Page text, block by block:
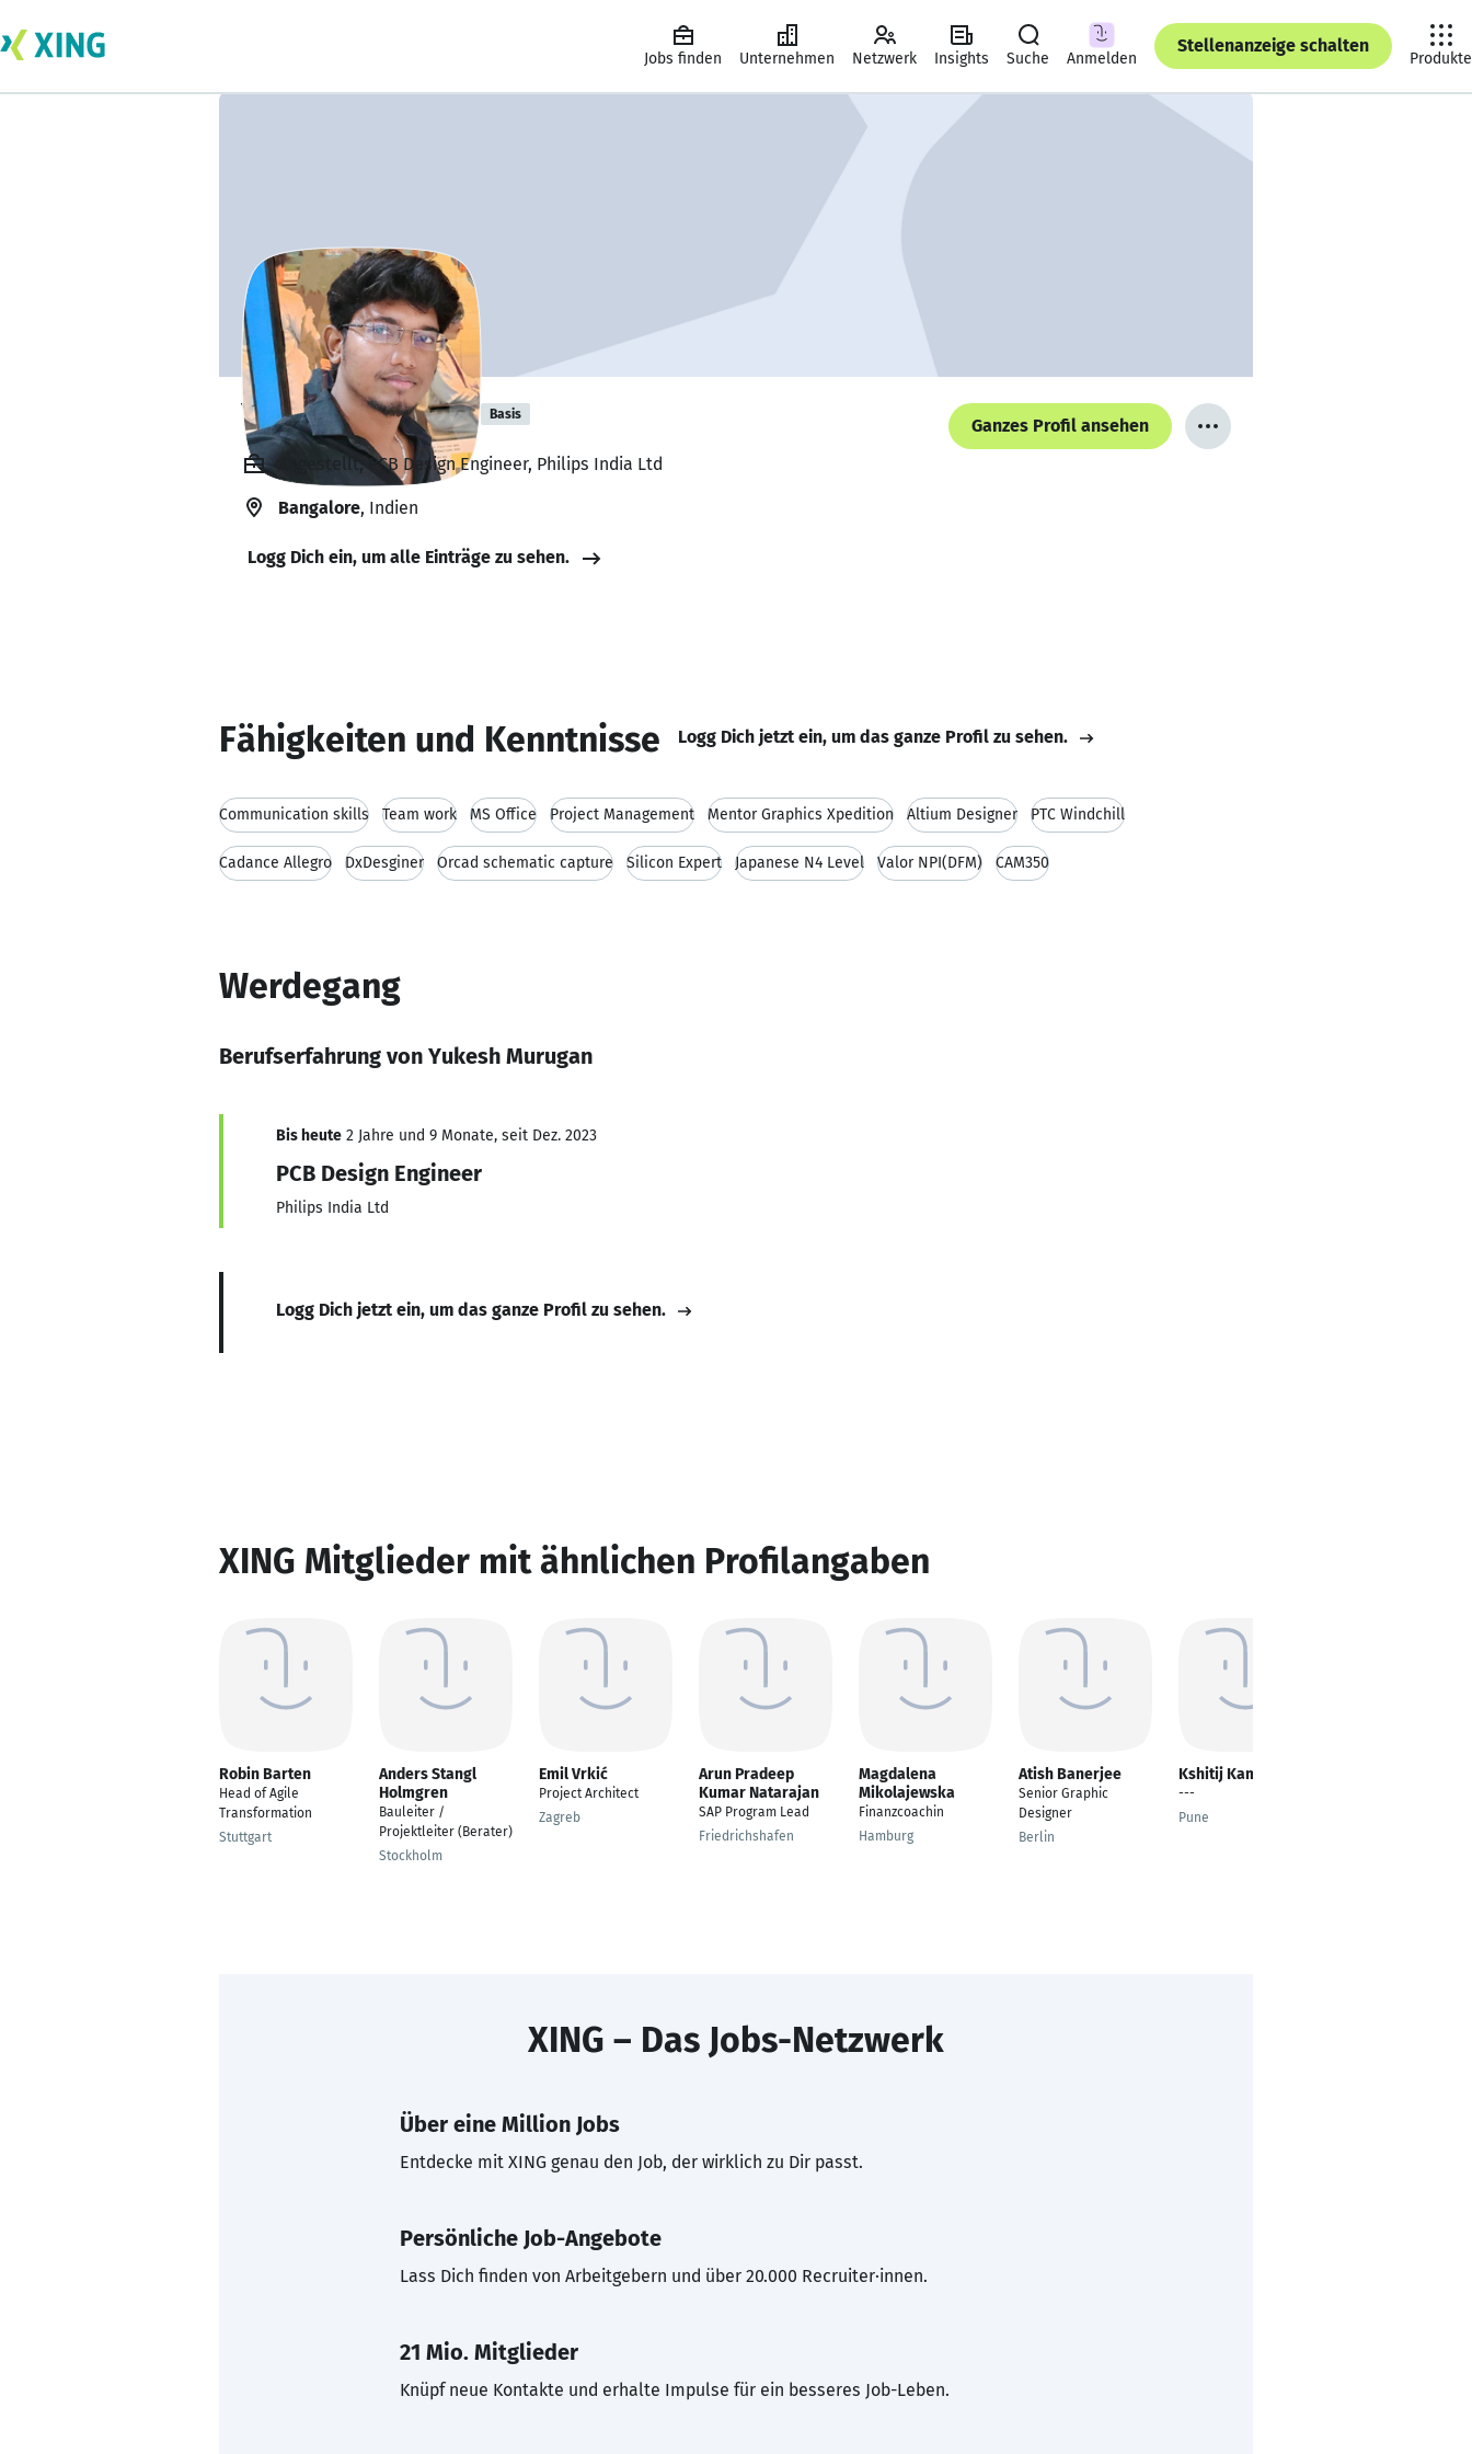
Jobs finden Unternehmen Netzwerk Insights Suche Anmelden
Stellenanzeige schalten
Produkte
Yukesh Murugan Basis
Ganzes Profil ansehen
Angestellt, PCB Design Engineer, Philips India Ltd
Bangalore, Indien
Logg Dich ein, um alle Einträge zu sehen.
Fähigkeiten und Kenntnisse Logg Dich jetzt ein, um das ganze Profil zu sehen.
Communication skills Team work MS Office Project Management Mentor Graphics Xpedition Altium Designer PTC Windchill
Cadance Allegro DxDesginer Orcad schematic capture Silicon Expert Japanese N4 Level Valor NPI(DFM) CAM350
Werdegang
Berufserfahrung von Yukesh Murugan
Bis heute 2 Jahre und 9 Monate, seit Dez. 2023
PCB Design Engineer
Philips India Ltd
Logg Dich jetzt ein, um das ganze Profil zu sehen.
XING Mitglieder mit ähnlichen Profilangaben
Robin Barten
Head of Agile
Transformation
Stuttgart
Anders Stangl
Holmgren
Bauleiter /
Projektleiter (Berater)
Stockholm
Emil Vrkić
Project Architect
Zagreb
Arun Pradeep
Kumar Natarajan
SAP Program Lead
Friedrichshafen
Magdalena
Mikolajewska
Finanzcoachin
Hamburg
Atish Banerjee
Senior Graphic
Designer
Berlin
Kshitij Kamble
---
Pune
XING – Das Jobs-Netzwerk
Über eine Million Jobs
Entdecke mit XING genau den Job, der wirklich zu Dir passt.
Persönliche Job-Angebote
Lass Dich finden von Arbeitgebern und über 20.000 Recruiter·innen.
21 Mio. Mitglieder
Knüpf neue Kontakte und erhalte Impulse für ein besseres Job-Leben.